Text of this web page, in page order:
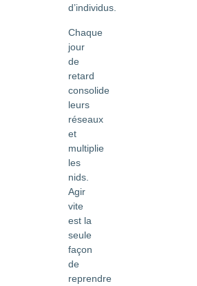
d’individus.
Chaque
jour
de
retard
consolide
leurs
réseaux
et
multiplie
les
nids.
Agir
vite
est la
seule
façon
de
reprendre